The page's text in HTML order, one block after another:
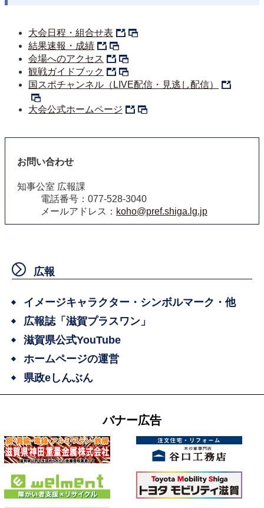
大会日程・組合せ表
結果速報・成績
会場へのアクセス
観戦ガイドブック
国スポチャンネル（LIVE配信・見逃し配信）
大会公式ホームページ
お問い合わせ
知事公室 広報課
電話番号：077-528-3040
メールアドレス： koho@pref.shiga.lg.jp
広報
イメージキャラクター・シンボルマーク・他
広報誌「滋賀プラスワン」
滋賀県公式YouTube
ホームページの運営
県政eしんぶん
バナー広告